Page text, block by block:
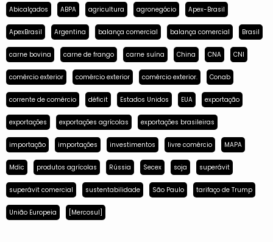
Abicalçados ABPA agricultura agronegócio Apex-Brasil
ApexBrasil Argentina balança comercial balança comercial Brasil
carne bovina carne de frango carne suína China CNA CNI
comércio exterior comércio exterior comércio exterior. Conab
corrente de comércio déficit Estados Unidos EUA exportação
exportações exportações agrícolas exportações brasileiras
importação importações investimentos livre comércio MAPA
Mdic produtos agrícolas Rússia Secex soja superávit
superávit comercial sustentabilidade São Paulo tarifaço de Trump
União Europeia [Mercosul]